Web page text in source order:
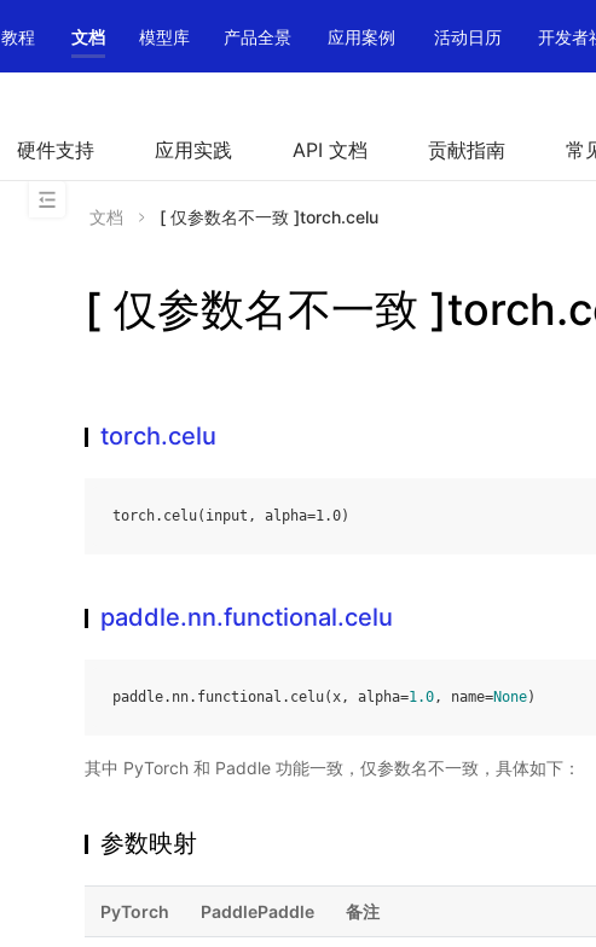
教程 文档 模型库 产品全景 应用案例 活动日历 开发者
硬件支持 应用实践 API 文档 贡献指南 常
文档 [ 仅参数名不一致 ]torch.celu
[ 仅参数名不一致
torch.celu
torch. celu( input , alpha=1.0)
paddle.nn.functional.celu
paddle. nn. functional . celu(x, alpha=1.0, name=None)
其中 PyTorch 和 Paddle 功能一致，仅参数名不一致，具体如下：
参数映射
PyTorch PaddlePaddle 备注